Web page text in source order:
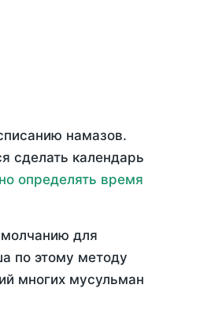
намазов.
сделать календарь
определять время
для
по этому методу
многих мусульман